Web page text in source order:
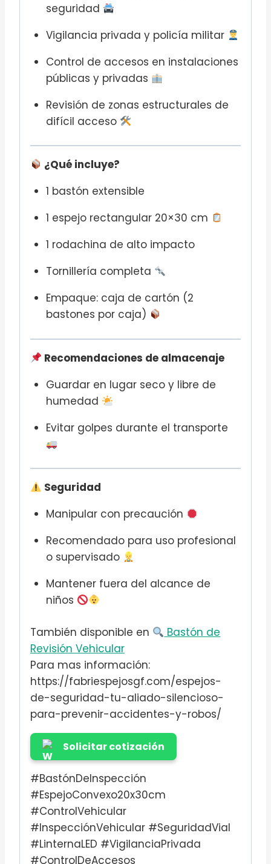
seguridad
Vigilancia privada y policía militar
Control de accesos en instalaciones
públicas y privadas
Revisión de zonas estructurales de
difícil acceso
¿Qué incluye?
1 bastón extensible
1 espejo rectangular 20×30 cm
1 rodachina de alto impacto
Tornillería completa
Empaque: caja de cartón (2
bastones por caja)
Recomendaciones de almacenaje
Guardar en lugar seco y libre de
humedad
Evitar golpes durante el transporte
Seguridad
Manipular con precaución
Recomendado para uso profesional
o supervisado
Mantener fuera del alcance de
niños
También disponible en
Bastón de
Revisión Vehicular
Para mas información:
https://fabriespejosgf.com/espejos-
de-seguridad-tu-aliado-silencioso-
para-prevenir-accidentes-y-robos/
Solicitar cotización
#BastónDeInspección
#EspejoConvexo20x30cm
#ControlVehicular
#InspecciónVehicular #SeguridadVial
#LinternaLED #VigilanciaPrivada
#ControlDeAccesos